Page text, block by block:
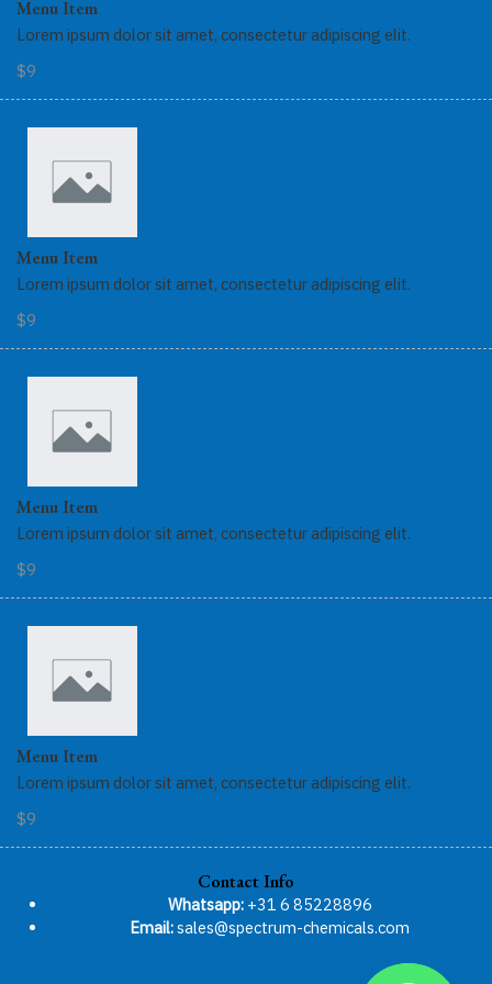
Menu Item
Lorem ipsum dolor sit amet, consectetur adipiscing elit.
$9
Menu Item
Lorem ipsum dolor sit amet, consectetur adipiscing elit.
$9
Menu Item
Lorem ipsum dolor sit amet, consectetur adipiscing elit.
$9
Menu Item
Lorem ipsum dolor sit amet, consectetur adipiscing elit.
$9
Contact Info
Whatsapp:+31 6 85228896
Email:sales@spectrum-chemicals.com